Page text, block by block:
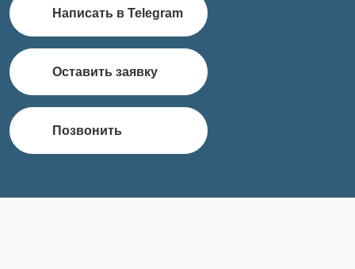
Написать в Telegram
Оставить заявку
Позвонить